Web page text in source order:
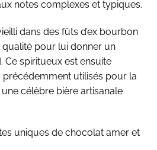
notes complexes et typiques.
dans des fûts d’ex bourbon
pour lui donner un
spiritueux est ensuite
utilisés pour la
célèbre bière artisanale
uniques de chocolat amer et